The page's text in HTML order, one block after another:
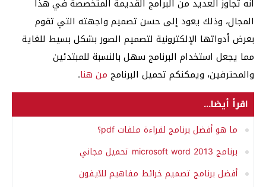
المجال، وذلك يعود إلى حسن تصميم واجهته التي تقوم
بعرض أدواتها الإلكترونية لتصميم الصور بشكل بسيط للغاية
مما يجعل استخدام البرنامج سهل بالنسبة للمبتدئين
والمحترفين، ويمكنكم تحميل البرنامج من هنا.
اقرأ أيضا...
ما هو أفضل برنامج لقراءة ملفات pdf؟
برنامج microsoft word 2013 تحميل مجاني
أفضل برنامج تصميم خرائط مفاهيم للآيفون